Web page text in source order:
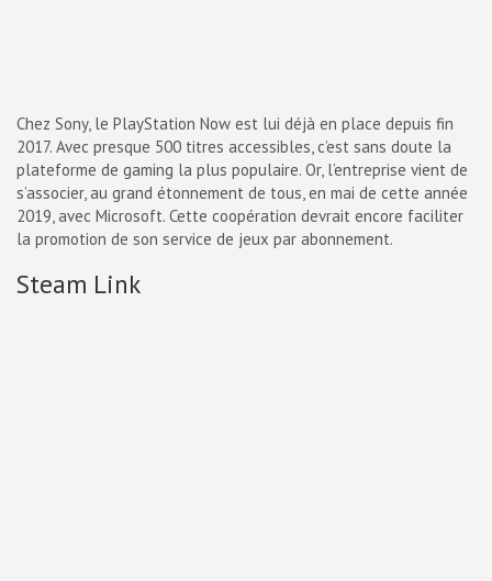
Chez Sony, le PlayStation Now est lui déjà en place depuis fin
2017. Avec presque 500 titres accessibles, c’est sans doute la
plateforme de gaming la plus populaire. Or, l’entreprise vient de
s’associer, au grand étonnement de tous, en mai de cette année
2019, avec Microsoft. Cette coopération devrait encore faciliter
la promotion de son service de jeux par abonnement.
Steam Link